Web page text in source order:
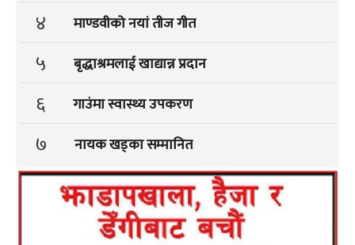
४ माण्डवीको नयां तीज गीत
५ बृद्धाश्रमलाई खाद्यान्न प्रदान
६ गाउंमा स्वास्थ्य उपकरण
७ नायक खड्का सम्मानित